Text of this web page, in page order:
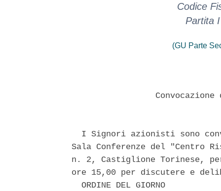
Codice
Partita
(GU Parte
I Signori azionisti sono
Sala Conferenze del "Centro
n. 2, Castiglione Torinese,
ore 15,00 per discutere e
  ORDINE DEL GIORNO